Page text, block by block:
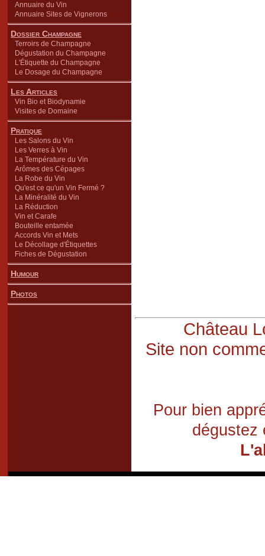
Annuaire du Vin
Annuaire Sites de Vignerons
Dossier Champagne
Terroirs de Champagne
Dégustation du Champagne
L'Étiquette du Champagne
Le Dosage du Champagne
Les Articles
Vin Bio et Biodynamie
Visites de Domaine
Pratique
Les Salons du Vin
Les Verres à Vin
La Température du Vin
Arômes des Cépages
La Robe du Vin
Qu'est ce qu'un Vin Fermé ?
La Minéralité du Vin
La Réduction
Vin et Carafe
Bouteille entamée
Accords Vin et Mets
Le Décollage d'Étiquettes
Fiches de Dégustation
Humour
Photos
Château
Site non
Pour bien
dégustez